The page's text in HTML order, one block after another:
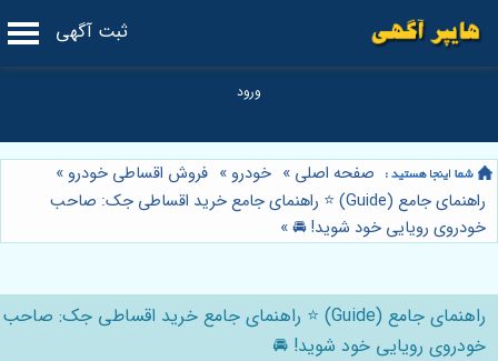
ثبت آگهی
صفحه اصلی » خودرو » فروش اقساطی خودرو »
راهنمای جامع (Guide) ⭐️ راهنمای جامع خرید اقساطی جک: صاحب
خودروی رویایی خود شوید! 🚘»
راهنمای جامع (Guide) ⭐️ راهنمای جامع خرید اقساطی جک: صاحب
خودروی رویایی خود شوید! 🚘